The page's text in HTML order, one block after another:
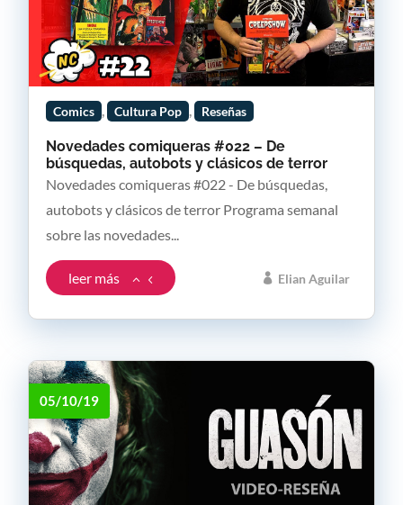
Novedades comiqueras #022 – De
búsquedas, autobots y clásicos de terror
Elian Aguilar
Comics , Cultura Pop , Reseñas
Novedades comiqueras #022 - De búsquedas,
autobots y clásicos de terror Programa semanal
sobre las novedades...
leer más
05/10/19